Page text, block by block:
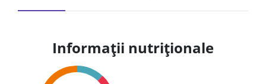
Informații nutriționale